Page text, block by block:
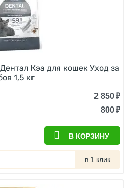
Кэа для кошек Уход за
1,5 кг
2 850₽
800₽
В КОРЗИНУ
в 1 клик